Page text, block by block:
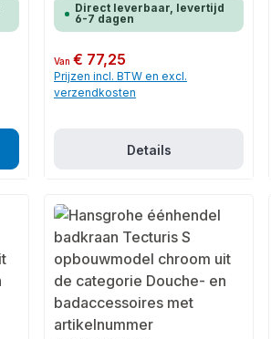
Direct leverbaar, levertijd
6-7 dagen
Normale prijs:
Van€ 77,25
Prijzen incl. BTW en excl.
verzendkosten
Details